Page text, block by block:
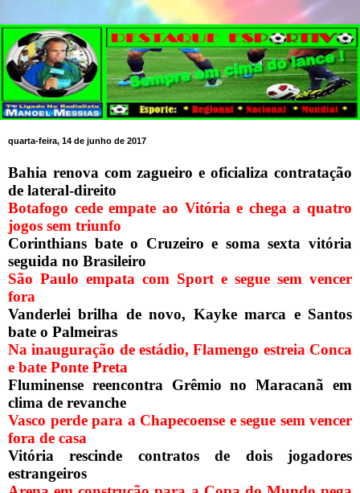
quarta-feira, 14 de junho de 2017
Bahia renova com zagueiro e oficializa contratação
de lateral-direito
Botafogo cede empate ao Vitória e chega a quatro
jogos sem triunfo
Corinthians bate o Cruzeiro e soma sexta vitória
seguida no Brasileiro
São Paulo empata com Sport e segue sem vencer
fora
Vanderlei brilha de novo, Kayke marca e Santos
bate o Palmeiras
Na inauguração de estádio, Flamengo estreia Conca
e bate Ponte Preta
Fluminense reencontra Grêmio no Maracanã em
clima de revanche
Vasco perde para a Chapecoense e segue sem vencer
fora de casa
Vitória rescinde contratos de dois jogadores
estrangeiros